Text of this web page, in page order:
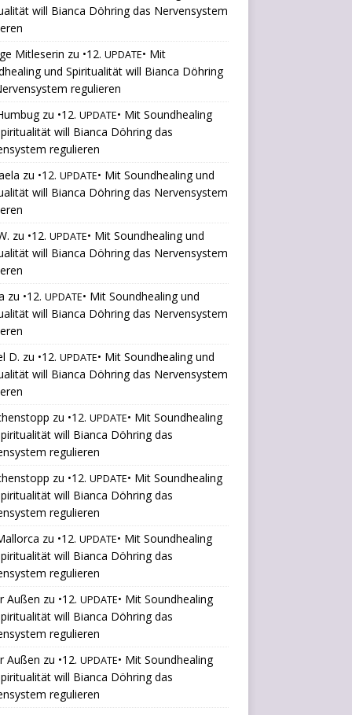
will Bianca Döhring das Nervensystem
Mitleserin zu •12. UPDATE• Mit
und Spiritualität will Bianca Döhring
regulieren
zu •12. UPDATE• Mit Soundhealing
will Bianca Döhring das
regulieren
zu •12. UPDATE• Mit Soundhealing und
will Bianca Döhring das Nervensystem
zu •12. UPDATE• Mit Soundhealing und
will Bianca Döhring das Nervensystem
zu •12. UPDATE• Mit Soundhealing und
will Bianca Döhring das Nervensystem
D. zu •12. UPDATE• Mit Soundhealing und
will Bianca Döhring das Nervensystem
zu •12. UPDATE• Mit Soundhealing
will Bianca Döhring das
regulieren
zu •12. UPDATE• Mit Soundhealing
will Bianca Döhring das
regulieren
zu •12. UPDATE• Mit Soundhealing
will Bianca Döhring das
regulieren
Außen zu •12. UPDATE• Mit Soundhealing
will Bianca Döhring das
regulieren
Außen zu •12. UPDATE• Mit Soundhealing
will Bianca Döhring das
regulieren